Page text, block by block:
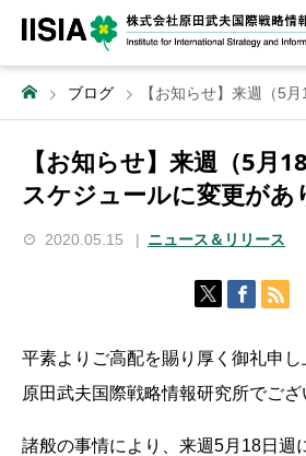
ブログ 【お知らせ】来週（5月18日週）の
【お知らせ】来週（5月
スケジュールに変更があ
2020.05.15 ニュース＆リリース
平素よりご高配を賜り厚く御礼申し
原田武夫国際戦略情報研究所でござ
諸般の事情により、来週5月18日週